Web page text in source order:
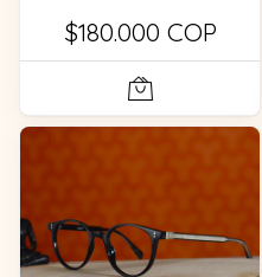
$180.000 COP